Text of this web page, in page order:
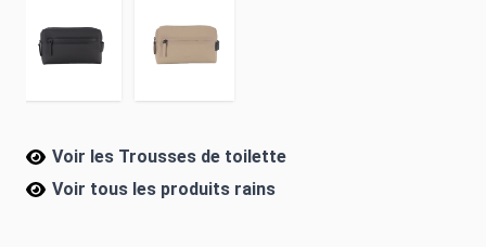
Voir les Trousses de toilette
Voir tous les produits rains